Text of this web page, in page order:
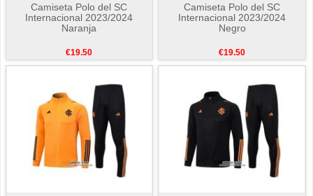
Camiseta Polo del SC
Internacional 2023/2024
Naranja
€19.50
Camiseta Polo del SC
Internacional 2023/2024
Negro
€19.50